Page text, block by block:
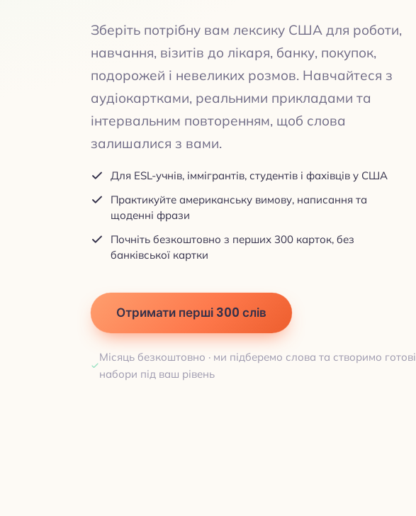
Зберіть потрібну вам лексику США для роботи,
навчання, візитів до лікаря, банку, покупок,
подорожей і невеликих розмов. Навчайтеся з
аудіокартками, реальними прикладами та
інтервальним повторенням, щоб слова
залишалися з вами.
Для ESL-учнів, іммігрантів, студентів і фахівців у США
Практикуйте американську вимову, написання та
щоденні фрази
Почніть безкоштовно з перших 300 карток, без
банківської картки
Отримати перші 300 слів
Місяць безкоштовно · ми підберемо слова та створимо готові
набори під ваш рівень